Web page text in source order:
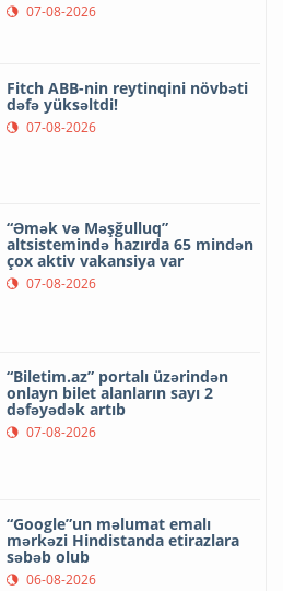
07-08-2026
Fitch ABB-nin reytinqini növbəti
dəfə yüksəltdi!
07-08-2026
“Əmək və Məşğulluq”
altsistemində hazırda 65 mindən
çox aktiv vakansiya var
07-08-2026
“Biletim.az” portalı üzərindən
onlayn bilet alanların sayı 2
dəfəyədək artıb
07-08-2026
“Google”un məlumat emalı
mərkəzi Hindistanda etirazlara
səbəb olub
06-08-2026